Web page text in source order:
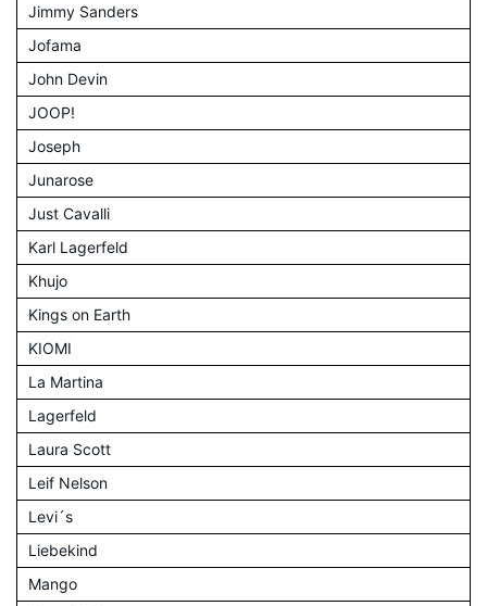
Jimmy Sanders
Jofama
John Devin
JOOP!
Joseph
Junarose
Just Cavalli
Karl Lagerfeld
Khujo
Kings on Earth
KIOMI
La Martina
Lagerfeld
Laura Scott
Leif Nelson
Levi´s
Liebekind
Mango